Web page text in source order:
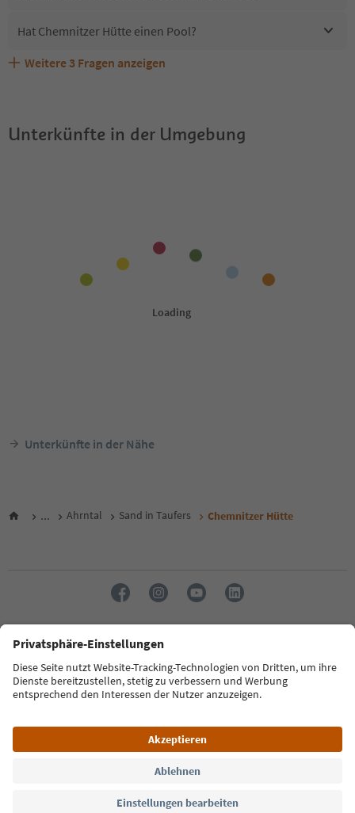
Hat Chemnitzer Hütte einen Pool?
Sind Haustiere in der Unterkunft Chemnitzer Hütte
Welche Services bietet Chemnitzer Hütte?
Erhalten die Gäste von Chemnitzer Hütte einen Südtirol
Weitere 3 Fragen anzeigen
Unterkünfte in der Umgebung
Unterkünfte in der Nähe
... Ahrntal Sand in Taufers Chemnitzer Hütte
Sprache: Deutsch
FAQ Kontakt Presse MICE Datenschutzerklärung
Zugänglichkeitserklärung